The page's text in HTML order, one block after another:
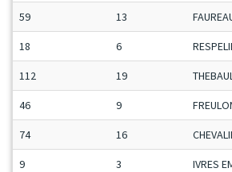
59 13
18 6
112 19
46 9
74 16
9 3 IVRES